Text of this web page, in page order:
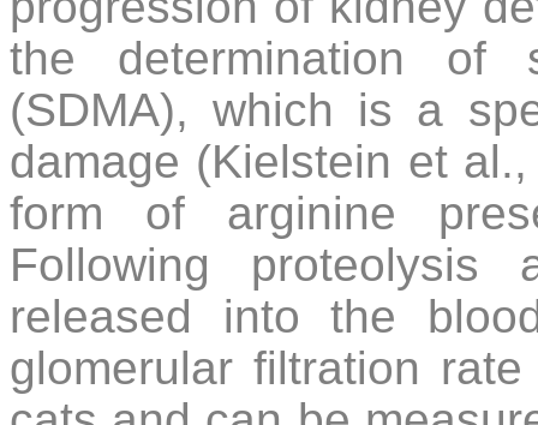
the determination of
(SDMA), which is a
damage (Kielstein et
form of arginine
Following
released into the
glomerular filtration